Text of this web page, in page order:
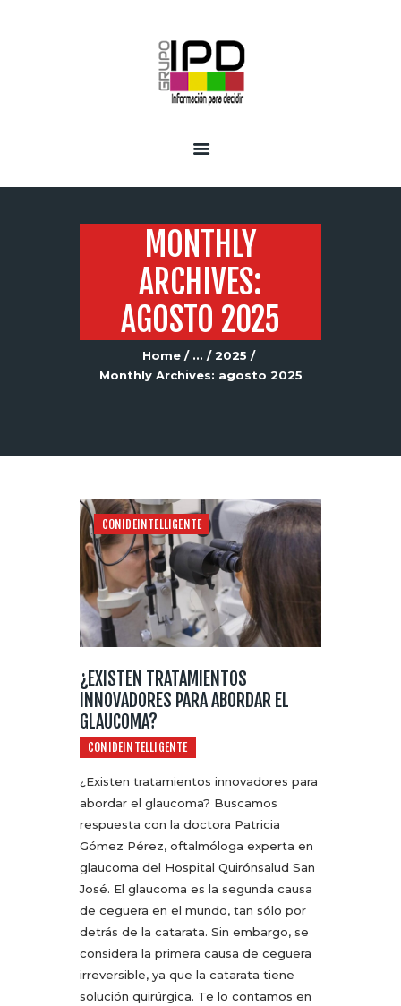
MONTHLY
ARCHIVES:
AGOSTO 2025
Home ...
2025
Monthly Archives: agosto 2025
CONIDEINTELLIGENTE
¿EXISTEN TRATAMIENTOS
INNOVADORES PARA ABORDAR EL
GLAUCOMA?
CONIDEINTELLIGENTE
¿Existen tratamientos innovadores para
abordar el glaucoma? Buscamos
respuesta con la doctora Patricia
Gómez Pérez, oftalmóloga experta en
glaucoma del Hospital Quirónsalud San
José. El glaucoma es la segunda causa
de ceguera en el mundo, tan sólo por
detrás de la catarata. Sin embargo, se
considera la primera causa de ceguera
irreversible, ya que la catarata tiene
solución quirúrgica. Te lo contamos en